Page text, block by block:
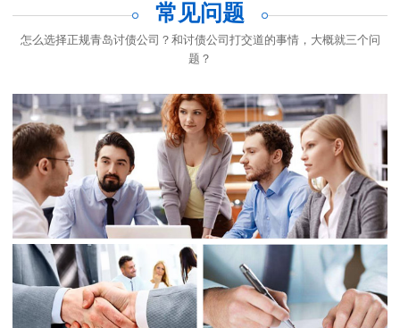
司
常见问题
怎么选择正规青岛讨债公司？和讨债公司打交道的事情，大概就三个问
题？